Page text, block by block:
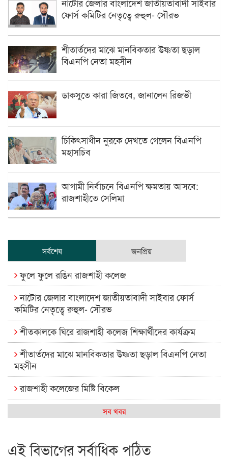
ফোর্স কমিটির নেতৃত্বে রুহুল- সৌরভ
শীতার্তদের মাঝে মানবিকতার উষ্ণতা ছড়াল
বিএনপি নেতা মহসীন
ডাকসুতে কারা জিতবে, জানালেন রিজভী
চিকিৎসাধীন ‍নুরকে দেখতে গেলেন বিএনপি
মহাসচিব
আগামী নির্বাচনে বিএনপি ক্ষমতায় আসবে:
রাজশাহীতে সেলিমা
সর্বশেষ জনপ্রিয়
ফুলে ফুলে রঙিন রাজশাহী কলেজ
নাটোর জেলার বাংলাদেশ জাতীয়তাবাদী সাইবার ফোর্স
কমিটির নেতৃত্বে রুহুল- সৌরভ
শীতকালকে ঘিরে রাজশাহী কলেজ শিক্ষার্থীদের কার্যক্রম
শীতার্তদের মাঝে মানবিকতার উষ্ণতা ছড়াল বিএনপি নেতা
মহসীন
রাজশাহী কলেজের মিষ্টি বিকেল
কেমন আছে আমাদের দেশের মধ্যবিত্তরা
সব খবর
এই বিভাগের সর্বাধিক পঠিত